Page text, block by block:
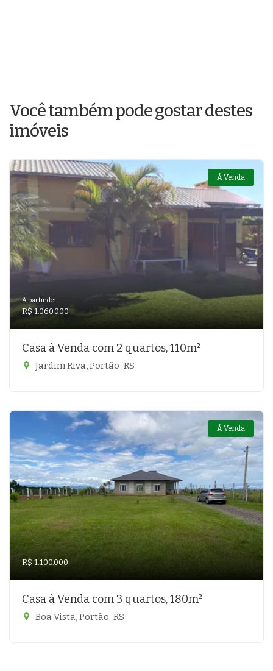
Você também pode gostar destes
imóveis
À Venda
A partir de:
R$ 1.060.000
Casa à Venda com 2 quartos, 110m²
Jardim Riva, Portão-RS
À Venda
R$ 1.100.000
Casa à Venda com 3 quartos, 180m²
Boa Vista, Portão-RS